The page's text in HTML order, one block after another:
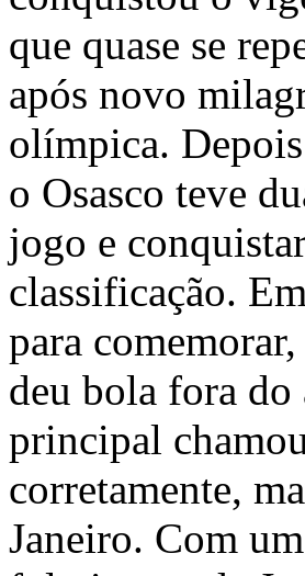
que quase se
após novo
olímpica.
o Osasco teve
jogo e
classificação.
para
deu bola fora
principal
corretamente,
Janeiro. Com